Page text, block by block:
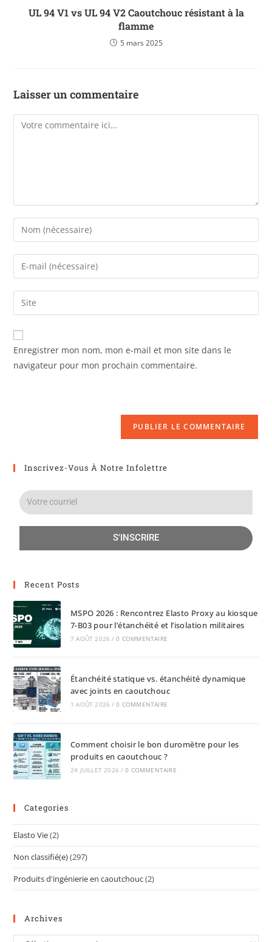
UL 94 V1 vs UL 94 V2 Caoutchouc résistant à la
flamme
5 mars 2025
Laisser un commentaire
Enregistrer mon nom, mon e-mail et mon site dans le
navigateur pour mon prochain commentaire.
Inscrivez-Vous À Notre Infolettre
S'INSCRIRE
Recent Posts
MSPO 2026 : Rencontrez Elasto Proxy au kiosque
7-B03 pour l’étanchéité et l’isolation militaires
7 AOÛT 2026 / 0 COMMENTAIRE
Étanchéité statique vs. étanchéité dynamique
avec joints en caoutchouc
1 AOÛT 2026 / 0 COMMENTAIRE
Comment choisir le bon duromètre pour les
produits en caoutchouc ?
24 JUILLET 2026 / 0 COMMENTAIRE
Categories
Elasto Vie(2)
Non classifié(e)(297)
Produits d'ingénierie en caoutchouc(2)
Archives